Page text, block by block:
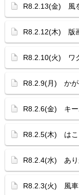
R8.2.13(金) 風
R8.2.12(木) 版
R8.2.10(火) ワ
R8.2.9(月) かが
R8.2.6(金) キー
R8.2.5(木) はこ
R8.2.4(水) あり
R8.2.3(火) 風車